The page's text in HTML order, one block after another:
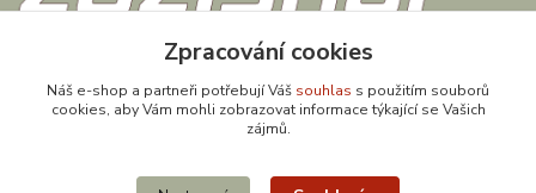
obchod@zuzishop.cz
Zpracování cookies
Náš e-shop a partneři potřebují Váš souhlas s použitím souborů
cookies, aby Vám mohli zobrazovat informace týkající se Vašich
zájmů.